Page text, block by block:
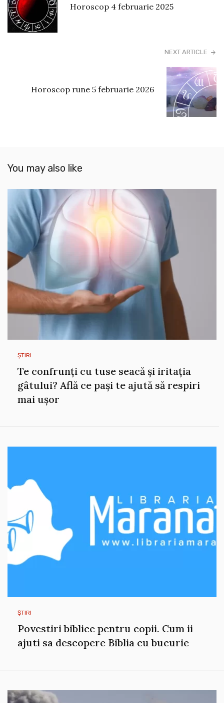
Horoscop 4 februarie 2025
NEXT ARTICLE
Horoscop rune 5 februarie 2026
You may also like
ȘTIRI
Te confrunți cu tuse seacă și iritația
gâtului? Află ce pași te ajută să respiri
mai ușor
ȘTIRI
Povestiri biblice pentru copii. Cum ii
ajuti sa descopere Biblia cu bucurie